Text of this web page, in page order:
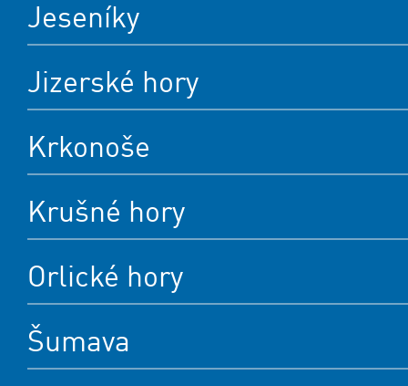
Jeseníky
Jizerské hory
Krkonoše
Krušné hory
Orlické hory
Šumava